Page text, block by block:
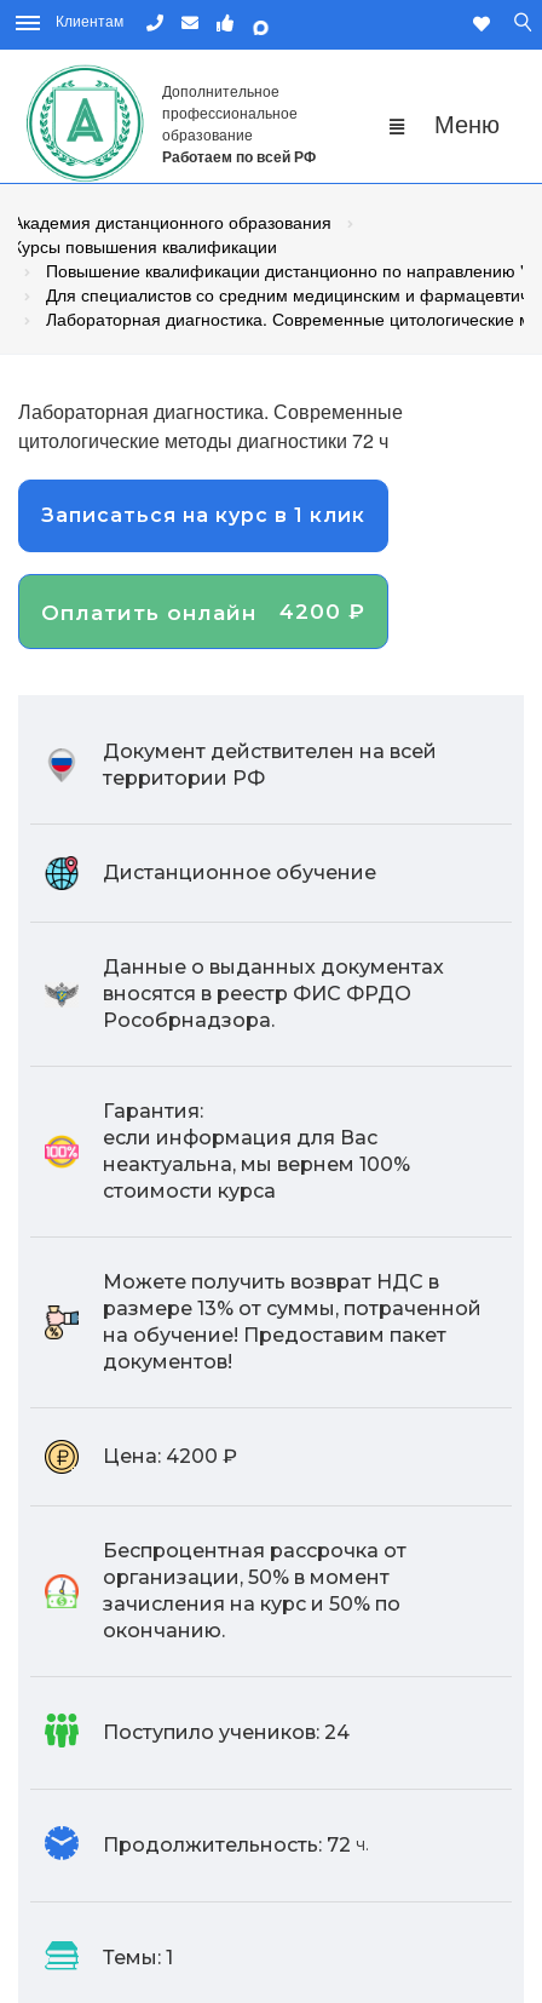
Клиентам
Дополнительное
профессиональное
образование
Работаем по всей РФ
Академия дистанционного образования
Курсы повышения квалификации
Повышение квалификации дистанционно по направлению
Для специалистов со средним медицинским и
Лабораторная диагностика. Современные цитологические
Лабораторная диагностика. Современные
цитологические методы диагностики 72 ч
Записаться на курс в 1 клик
Оплатить онлайн 4200 ₽
Документ действителен на всей
территории РФ
Дистанционное обучение
Данные о выданных документах
вносятся в реестр ФИС ФРДО
Рособрнадзора.
Гарантия:
если информация для Вас
неактуальна, мы вернем 100%
стоимости курса
Можете получить возврат НДС в
размере 13% от суммы, потраченной
на обучение! Предоставим пакет
документов!
Цена: 4200 ₽
Беспроцентная рассрочка от
организации, 50% в момент
зачисления на курс и 50% по
окончанию.
Поступило учеников: 24
Продолжительность: 72 ч.
Темы: 1